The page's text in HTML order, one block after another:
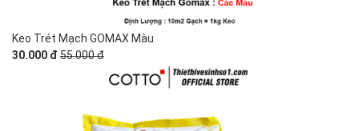
Keo Trét Mạch GOMAX Màu
30.000 đ 55.000 đ